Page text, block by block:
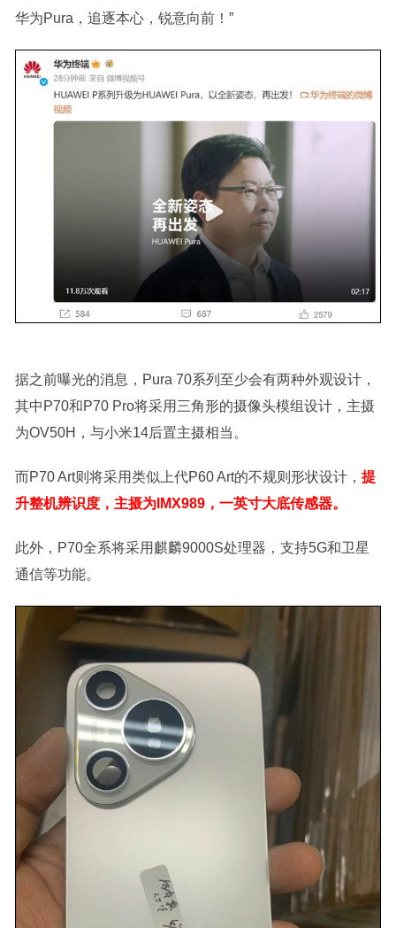
华为Pura，追逐本心，锐意向前！”
据之前曝光的消息，Pura 70系列至少会有两种外观设计，
其中P70和P70 Pro将采用三角形的摄像头模组设计，主摄
为OV50H，与小米14后置主摄相当。
而P70 Art则将采用类似上代P60 Art的不规则形状设计， 提
升整机辨识度，主摄为IMX989，一英寸大底传感器。
此外，P70全系将采用麒麟9000S处理器，支持5G和卫星
通信等功能。